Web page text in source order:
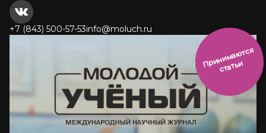
+7 (843) 500-57-53info@moluch.ru
П
р
и
н
и
м
а
ют
с
я
ст
ать
и